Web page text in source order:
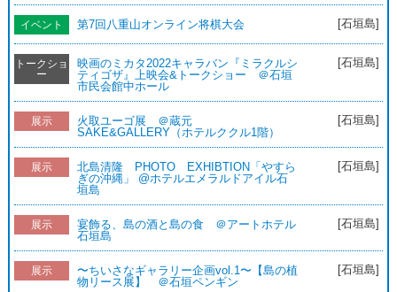
イベント 第7回八重山オンライン将棋大会 [石垣島]
トークショ
ー
映画のミカタ2022キャラバン『ミラクルシ
ティゴザ』上映会&トークショー ＠石垣
市民会館中ホール
[石垣島]
展示
火取ユーゴ展 ＠蔵元
SAKE&GALLERY（ホテルククル1階）
[石垣島]
展示
北島清隆 PHOTO EXHIBTION「やすら
ぎの沖縄」 @ホテルエメラルドアイル石
垣島
[石垣島]
展示
宴飾る、島の酒と島の食 ＠アートホテル
石垣島
[石垣島]
展示
〜ちいさなギャラリー企画vol.1〜【島の植
物リース展】 ＠石垣ペンギン
[石垣島]